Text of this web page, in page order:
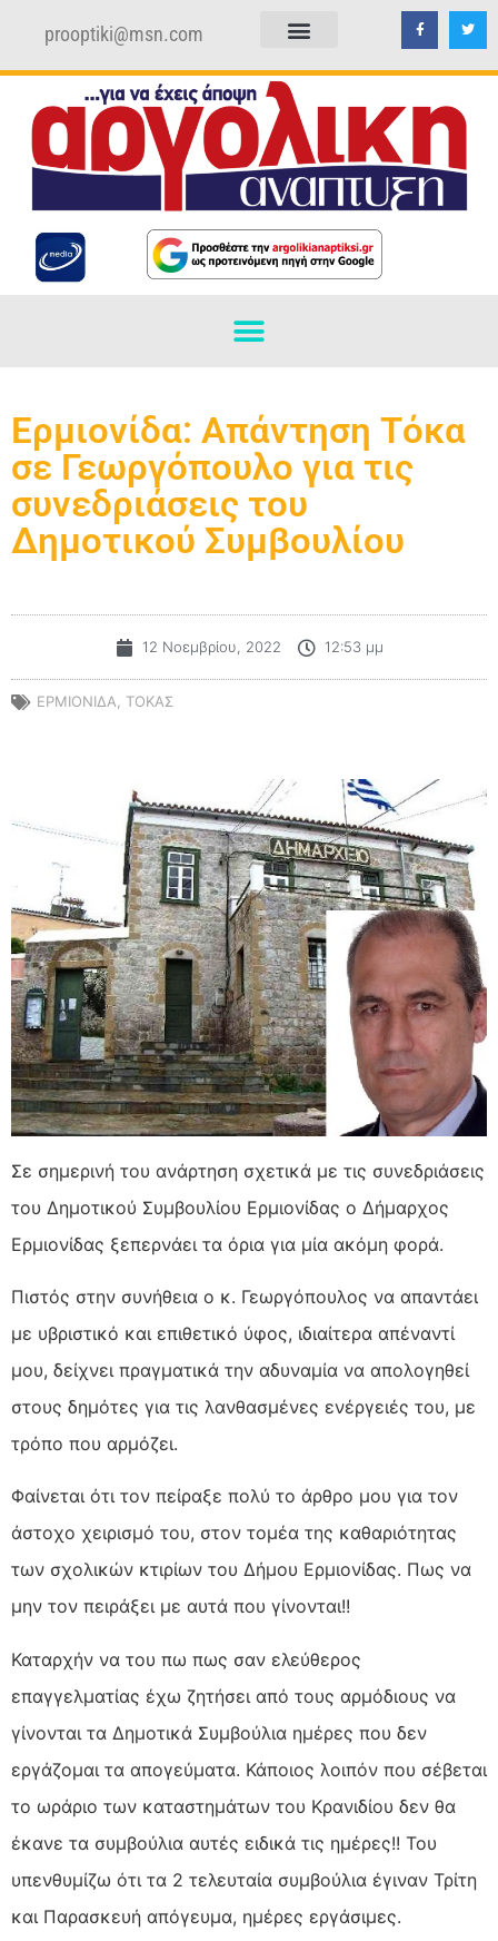
prooptiki@msn.com
Ερμιονίδα: Απάντηση Τόκα
σε Γεωργόπουλο για τις
συνεδριάσεις του
Δημοτικού Συμβουλίου
12 Νοεμβρίου, 2022 12:53 μμ
ΕΡΜΙΟΝΙΔΑ, ΤΟΚΑΣ
Σε σημερινή του ανάρτηση σχετικά με τις συνεδριάσεις
του Δημοτικού Συμβουλίου Ερμιονίδας ο Δήμαρχος
Ερμιονίδας ξεπερνάει τα όρια για μία ακόμη φορά.
Πιστός στην συνήθεια ο κ. Γεωργόπουλος να απαντάει
με υβριστικό και επιθετικό ύφος, ιδιαίτερα απέναντί
μου, δείχνει πραγματικά την αδυναμία να απολογηθεί
στους δημότες για τις λανθασμένες ενέργειές του, με
τρόπο που αρμόζει.
Φαίνεται ότι τον πείραξε πολύ το άρθρο μου για τον
άστοχο χειρισμό του, στον τομέα της καθαριότητας
των σχολικών κτιρίων του Δήμου Ερμιονίδας. Πως να
μην τον πειράξει με αυτά που γίνονται!!
Καταρχήν να του πω πως σαν ελεύθερος
επαγγελματίας έχω ζητήσει από τους αρμόδιους να
γίνονται τα Δημοτικά Συμβούλια ημέρες που δεν
εργάζομαι τα απογεύματα. Κάποιος λοιπόν που σέβεται
το ωράριο των καταστημάτων του Κρανιδίου δεν θα
έκανε τα συμβούλια αυτές ειδικά τις ημέρες!! Του
υπενθυμίζω ότι τα 2 τελευταία συμβούλια έγιναν Τρίτη
και Παρασκευή απόγευμα, ημέρες εργάσιμες.